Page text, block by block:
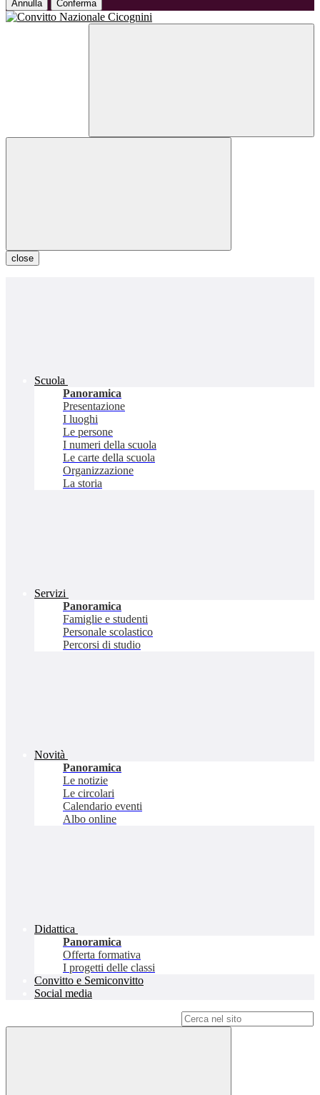
Annulla Conferma
close
Scuola
Panoramica
Presentazione
I luoghi
Le persone
I numeri della scuola
Le carte della scuola
Organizzazione
La storia
Servizi
Panoramica
Famiglie e studenti
Personale scolastico
Percorsi di studio
Novità
Panoramica
Le notizie
Le circolari
Calendario eventi
Albo online
Didattica
Panoramica
Offerta formativa
I progetti delle classi
Convitto e Semiconvitto
Social media